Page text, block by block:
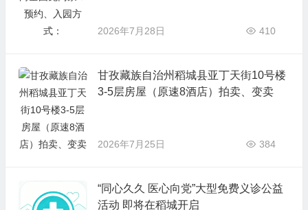
2026年7月28日 410
甘孜藏族自治州稻城县亚丁天街10号楼
3-5层房屋（原速8酒店）拍卖、变卖
2026年7月25日 384
“同心久久 医心向党”大型免费义诊公益
活动 即将在稻城开启